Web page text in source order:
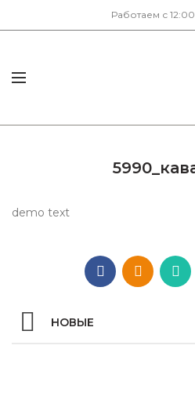
Работаем с
demo text
НОВЫЕ